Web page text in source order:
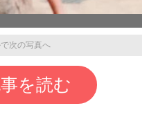
次の写真へ
を読む